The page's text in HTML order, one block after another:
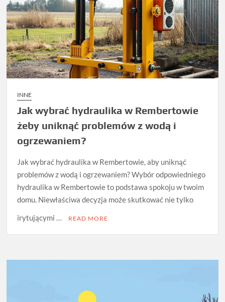
INNE
Jak wybrać hydraulika w Rembertowie
żeby uniknąć problemów z wodą i
ogrzewaniem?
Jak wybrać hydraulika w Rembertowie, aby uniknąć
problemów z wodą i ogrzewaniem? Wybór odpowiedniego
hydraulika w Rembertowie to podstawa spokoju w twoim
domu. Niewłaściwa decyzja może skutkować nie tylko
irytującymi …
READ MORE